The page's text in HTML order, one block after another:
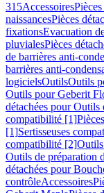
315Accessoires
naissancesPièces
fixationsEvacuation
pluvialesPièces
de barrières anti-
barrières anti-
logicielsOutilsOutils
Outils pour Geberit
détachées pour Outils
compatibilité [1]
[1]Sertisseuses
compatibilité [2]
Outils de préparation
détachées pour
contrôleAccessoires